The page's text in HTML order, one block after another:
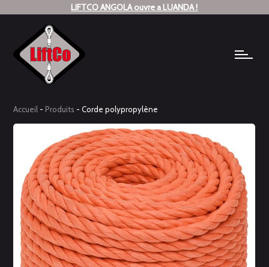
LIFTCO ANGOLA ouvre a LUANDA !
Accueil - Produits -Corde polypropylène
Corde
polypropylène